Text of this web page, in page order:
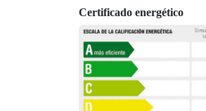
Certificado energético